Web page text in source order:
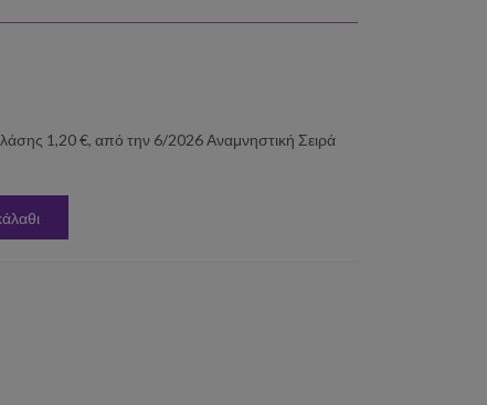
1,20 €, από την 6/2026 Αναμνηστική Σειρά